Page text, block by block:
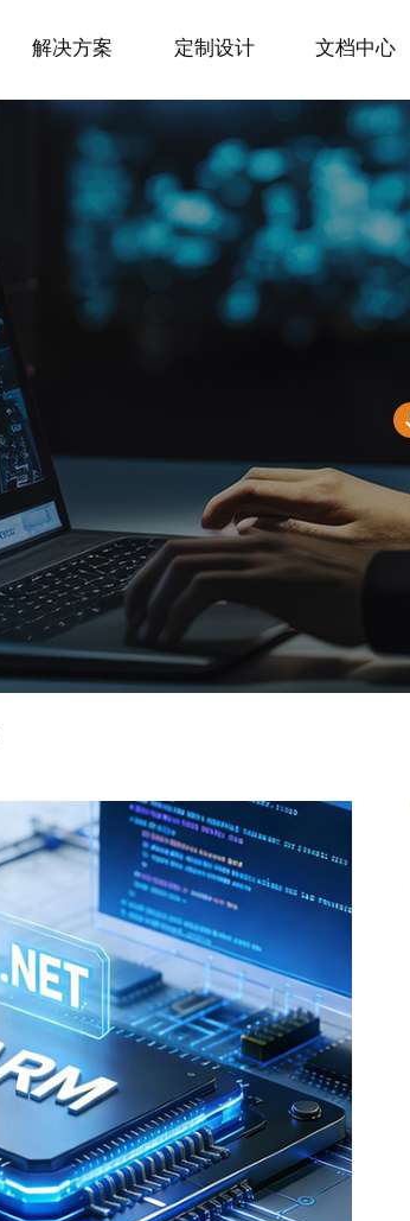
解决方案 定制设计 文档中心